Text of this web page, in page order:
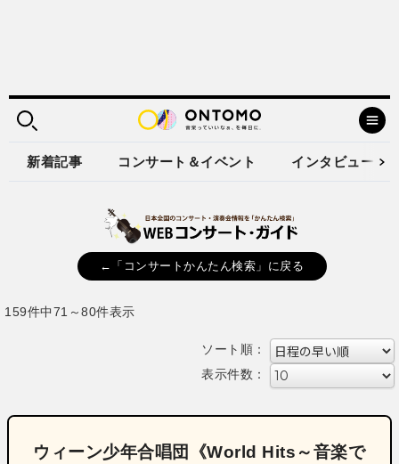
新着記事 コンサート＆イベント インタビュー
←「コンサートかんたん検索」に戻る
159件中71～80件表示
ソート順：
表示件数：
ウィーン少年合唱団《World Hits～音楽で